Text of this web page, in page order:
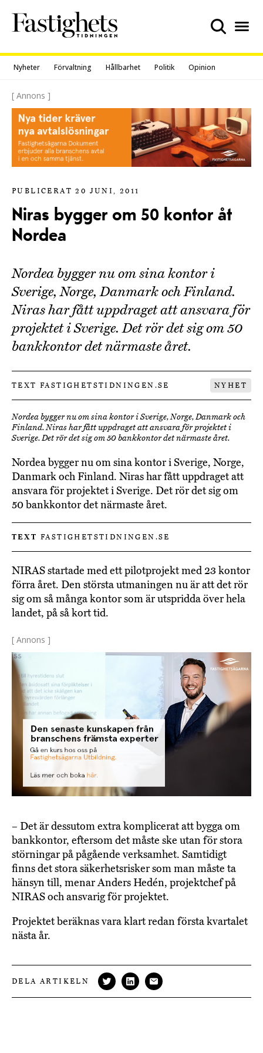
content
Nyheter Förvaltning Hållbarhet Politik Opinion
[ Annons ]
PUBLICERAT 20 JUNI, 2011
Niras bygger om 50 kontor åt
Nordea
Nordea bygger nu om sina kontor i
Sverige, Norge, Danmark och Finland.
Niras har fått uppdraget att ansvara för
projektet i Sverige. Det rör det sig om 50
bankkontor det närmaste året.
TEXT FASTIGHETSTIDNINGEN.SE NYHET
Nordea bygger nu om sina kontor i Sverige, Norge, Danmark och
Finland. Niras har fått uppdraget att ansvara för projektet i
Sverige. Det rör det sig om 50 bankkontor det närmaste året.
Nordea bygger nu om sina kontor i Sverige, Norge,
Danmark och Finland. Niras har fått uppdraget att
ansvara för projektet i Sverige. Det rör det sig om
50 bankkontor det närmaste året.
TEXT FASTIGHETSTIDNINGEN.SE
NIRAS startade med ett pilotprojekt med 23 kontor
förra året. Den största utmaningen nu är att det rör
sig om så många kontor som är utspridda över hela
landet, på så kort tid.
[ Annons ]
– Det är dessutom extra komplicerat att bygga om
bankkontor, eftersom det måste ske utan för stora
störningar på pågående verksamhet. Samtidigt
finns det stora säkerhetsrisker som man måste ta
hänsyn till, menar Anders Hedén, projektchef på
NIRAS och ansvarig för projektet.
Projektet beräknas vara klart redan första kvartalet
nästa år.
DELA ARTIKELN